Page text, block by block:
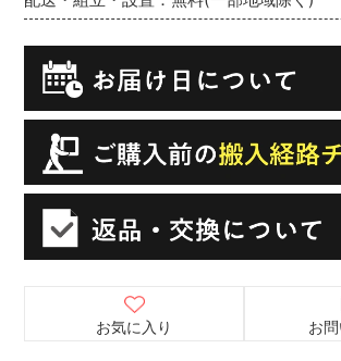
お気に入り お